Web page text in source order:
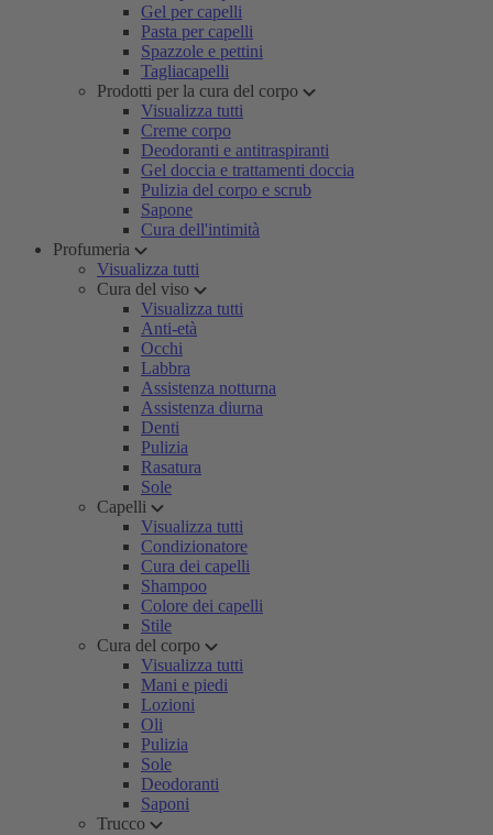
Gel per capelli
Pasta per capelli
Spazzole e pettini
Tagliacapelli
Prodotti per la cura del corpo
Visualizza tutti
Creme corpo
Deodoranti e antitraspiranti
Gel doccia e trattamenti doccia
Pulizia del corpo e scrub
Sapone
Cura dell'intimità
Profumeria
Visualizza tutti
Cura del viso
Visualizza tutti
Anti-età
Occhi
Labbra
Assistenza notturna
Assistenza diurna
Denti
Pulizia
Rasatura
Sole
Capelli
Visualizza tutti
Condizionatore
Cura dei capelli
Shampoo
Colore dei capelli
Stile
Cura del corpo
Visualizza tutti
Mani e piedi
Lozioni
Oli
Pulizia
Sole
Deodoranti
Saponi
Trucco